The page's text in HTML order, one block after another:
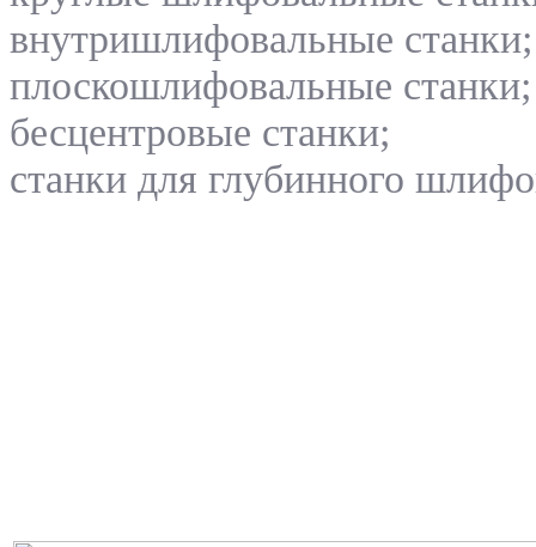
внутришлифовальные станки;
плоскошлифовальные станки;
бесцентровые станки;
станки для глубинного